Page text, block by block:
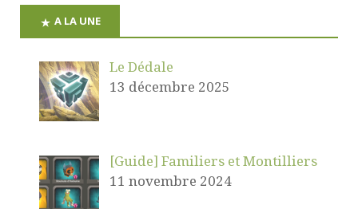
A LA UNE
Le Dédale
13 décembre 2025
[Guide] Familiers et Montilliers
11 novembre 2024